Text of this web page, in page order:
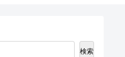
検索